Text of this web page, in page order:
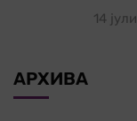
14
АРХИВА